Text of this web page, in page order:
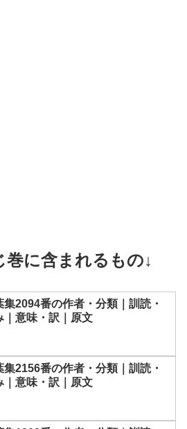
巻に含まれるもの↓
集2094番の作者・分類｜訓読・
｜意味・訳｜原文
集2156番の作者・分類｜訓読・
｜意味・訳｜原文